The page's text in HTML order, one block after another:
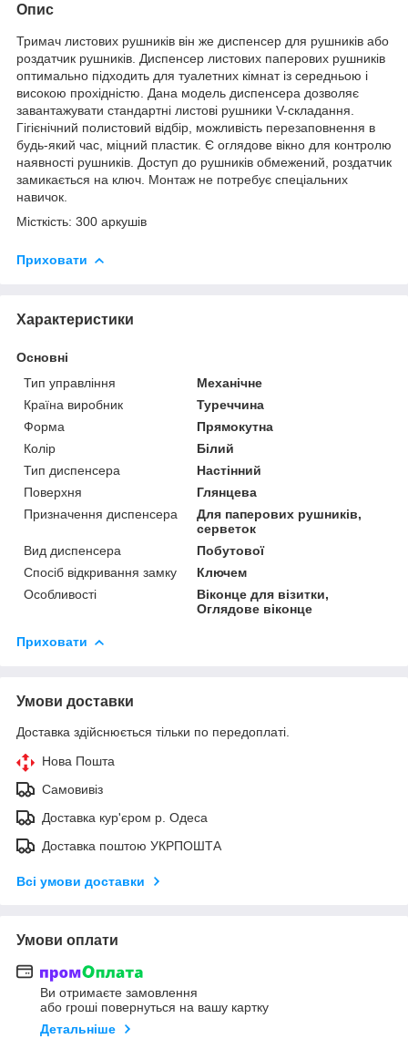
Опис
Тримач листових рушників він же диспенсер для рушників або
роздатчик рушників. Диспенсер листових паперових рушників
оптимально підходить для туалетних кімнат із середньою і
високою прохідністю. Дана модель диспенсера дозволяє
завантажувати стандартні листові рушники V-складання.
Гігієнічний полистовий відбір, можливість перезаповнення в
будь-який час, міцний пластик. Є оглядове вікно для контролю
наявності рушників. Доступ до рушників обмежений, роздатчик
замикається на ключ. Монтаж не потребує спеціальних
навичок.
Місткість: 300 аркушів
Приховати
Характеристики
Основні
Тип управління
Механічне
Країна виробник
Туреччина
Форма
Прямокутна
Колір
Білий
Тип диспенсера
Настінний
Поверхня
Глянцева
Призначення диспенсера
Для паперових рушників,
серветок
Вид диспенсера
Побутової
Спосіб відкривання замку
Ключем
Особливості
Віконце для візитки,
Оглядове віконце
Приховати
Умови доставки
Доставка здійснюється тільки по передоплаті.
Нова Пошта
Самовивіз
Доставка кур'єром р. Одеса
Доставка поштою УКРПОШТА
Всі умови доставки
Умови оплати
Ви отримаєте замовлення
або гроші повернуться на вашу картку
Детальніше